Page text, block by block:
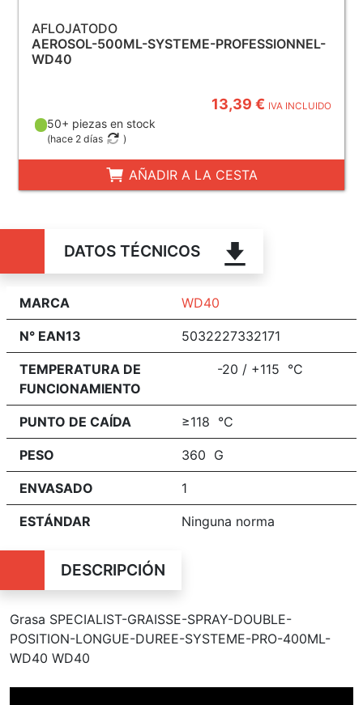
AFLOJATODO
AEROSOL-500ML-SYSTEME-PROFESSIONNEL-
WD40
13,39 € IVA INCLUIDO
50+ piezas en stock
(hace 2 días )
AÑADIR A LA CESTA
DATOS TÉCNICOS
MARCA WD40
N° EAN13 5032227332171
TEMPERATURA DE
FUNCIONAMIENTO
-20 / +115 °C
PUNTO DE CAÍDA ≥118 °C
PESO 360 G
ENVASADO 1
ESTÁNDAR Ninguna norma
DESCRIPCIÓN
Grasa SPECIALIST-GRAISSE-SPRAY-DOUBLE-
POSITION-LONGUE-DUREE-SYSTEME-PRO-400ML-
WD40 WD40